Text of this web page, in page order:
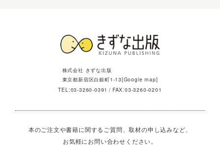
株式会社 きずな出版
東京都新宿区白銀町1-13[Google map]
TEL:03-3260-0391 FAX:03-3260-0201
本のご注文や書籍に関するご質問、取材の申し込みなど、
お気軽にお問い合わせください。